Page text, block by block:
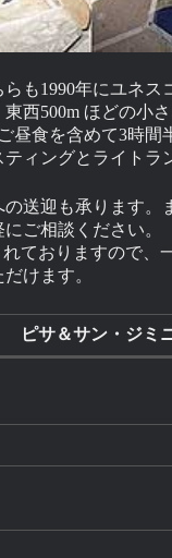
も1990年にユネ
西500m ほどの
食を含めて3時
ィングとライトラ
送迎も承ります
ご相談ください。
ておりますので
けます。
ピサ＆サン・ジミ